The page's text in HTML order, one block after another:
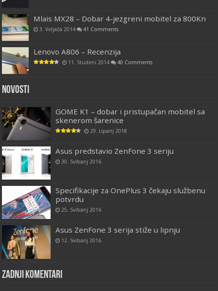
Mlais MX28 – Dobar 4-jezgreni mobitel za 800Kn
3. Veljača 2014 41 Comments
Lenovo A806 – Recenzija
11. Studeni 2014 40 Comments
Novosti
GOME K1 – dobar i pristupačan mobitel sa
skenerom šarenice
29. Lipanj 2018
Asus predstavio ZenFone 3 seriju
30. Svibanj 2016
Specifikacije za OnePlus 3 čekaju službenu
potvrdu
25. Svibanj 2016
Asus ZenFone 3 serija stiže u lipnju
12. Svibanj 2016
Zadnji komentari